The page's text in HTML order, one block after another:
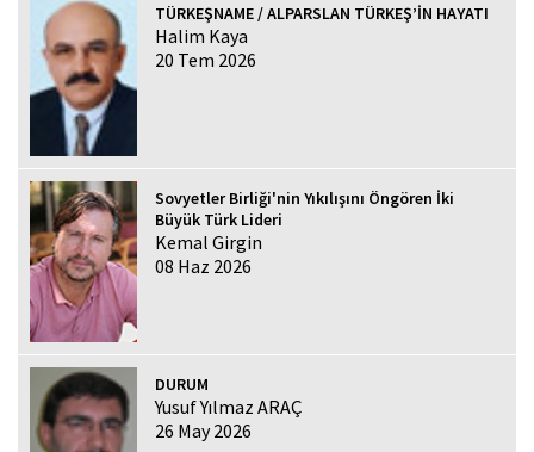
TÜRKEŞNAME / ALPARSLAN TÜRKEŞ’İN HAYATI
Halim Kaya
20 Tem 2026
Sovyetler Birliği'nin Yıkılışını Öngören İki
Büyük Türk Lideri
Kemal Girgin
08 Haz 2026
DURUM
Yusuf Yılmaz ARAÇ
26 May 2026